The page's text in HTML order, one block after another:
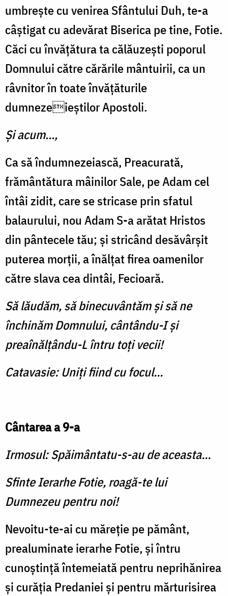
umbrește cu venirea Sfântului Duh, te-a
câștigat cu adevărat Biserica pe tine, Fotie.
Căci cu învățătura ta călăuzești poporul
Domnului către cărările mântuirii, ca un
râvnitor în toate învățăturile
dumnezeieștilor Apostoli.
Și acum...,
Ca să îndumnezeiască, Preacurată,
frământătura mâinilor Sale, pe Adam cel
întâi zidit, care se stricase prin sfatul
balaurului, nou Adam S-a arătat Hristos
din pântecele tău; și stricând desăvârșit
puterea morții, a înălțat firea oamenilor
către slava cea dintâi, Fecioară.
Să lăudăm, să binecuvântăm și să ne
închinăm Domnului, cântându-I și
preaînălțându-L întru toți vecii!
Catavasie: Uniți fiind cu focul...
Cântarea a 9-a
Irmosul: Spăimântatu-s-au de aceasta...
Sfinte Ierarhe Fotie, roagă-te lui
Dumnezeu pentru noi!
Nevoitu-te-ai cu măreție pe pământ,
prealuminate ierarhe Fotie, și întru
cunoștință întemeiată pentru neprihănirea
și curăția Predaniei și pentru mărturisirea